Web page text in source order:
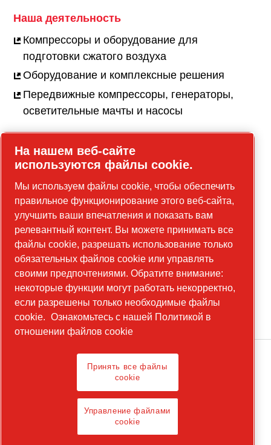
Наша деятельность
Компрессоры и оборудование для
подготовки сжатого воздуха
Оборудование и комплексные решения
Передвижные компрессоры, генераторы,
осветительные мачты и насосы
Карьера
Вакансии
Наша культура
Галерея фото и видео
Посетите нашу галерею
конфиденциальности
Управление файлами cookie
На нашем веб-сайте
используются файлы cookie.
Мы используем файлы cookie, чтобы обеспечить
правильное функционирование этого веб-сайта,
улучшить ваши впечатления и показать вам
релевантный контент. Вы можете принимать все
файлы cookie, разрешать использование только
обязательных файлов cookie или управлять
своими предпочтениями. Обратите внимание:
некоторые функции могут работать некорректно,
если разрешены только необходимые файлы
cookie. Ознакомьтесь с нашей Политикой в
отношении файлов cookie
Принять все файлы
cookie
Управление файлами
cookie